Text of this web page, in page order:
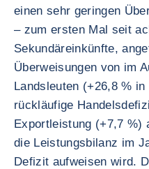
einen sehr geringen
– zum ersten Mal seit
Sekundäreinkünfte,
Überweisungen von im
Landsleuten (+26,8 %
rückläufige
Exportleistung (+7,7 %)
die Leistungsbilanz im
Defizit aufweisen wird.